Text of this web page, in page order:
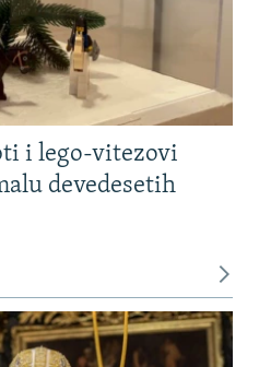
i lego-vitezovi
devedesetih